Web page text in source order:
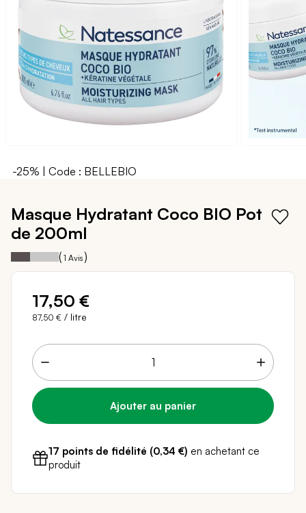
-25% | Code : BELLEBIO
début
Galerie
d’images
Masque Hydratant Coco BIO Pot
de 200ml
Notation: 40
% of 100
( 1 Avis )
17,50 €
87,50 € / litre
17 points de fidélité (0,34 €) en achetant ce
produit
Livraison sous 24 - 48H
Paiement sécurisé